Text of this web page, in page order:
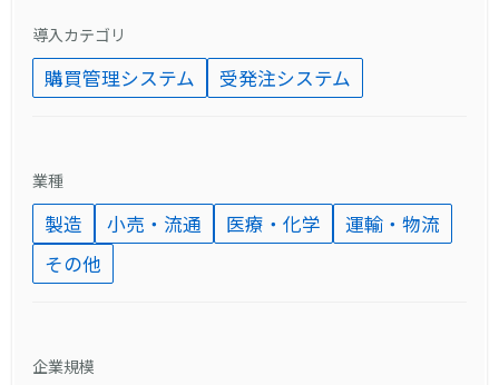
導入カテゴリ
購買管理システム 受発注システム
業種
製造 小売・流通 医療・化学
運輸・物流
その他
企業規模